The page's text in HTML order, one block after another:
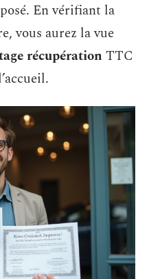
En vérifiant la
vous aurez la vue
récupérationTTC